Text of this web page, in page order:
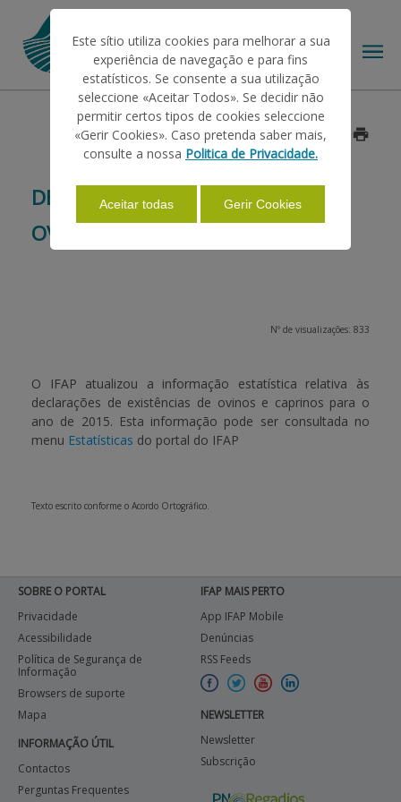
AJUDAS/APOIOS
INFORMAÇÕES
PAGAMENTOS
APOIO AO BENEFICIÁRIO
Entrar / Registar
DECLARAÇÕES DE EXISTÊNCIAS DE
OVINOS E CAPRINOS
Data: 2016/02/25
Nº de visualizações: 833
O IFAP atualizou a informação estatística relativa às
declarações de existências de ovinos e caprinos para o
ano de 2015. Esta informação pode ser consultada no
menu Estatísticas do portal do IFAP
Texto escrito conforme o Acordo Ortográfico.
SOBRE O PORTAL
Privacidade
Acessibilidade
Política de Segurança de
Informação
Browsers de suporte
Mapa
INFORMAÇÃO ÚTIL
Contactos
Perguntas Frequentes
IFAP MAIS PERTO
App IFAP Mobile
Denúncias
RSS Feeds
NEWSLETTER
Newsletter
Subscrição
Este sítio utiliza cookies para melhorar a sua
experiência de navegação e para fins
estatísticos. Se consente a sua utilização
seleccione «Aceitar Todos». Se decidir não
permitir certos tipos de cookies seleccione
«Gerir Cookies». Caso pretenda saber mais,
consulte a nossa Politica de Privacidade.
Aceitar todas Gerir Cookies